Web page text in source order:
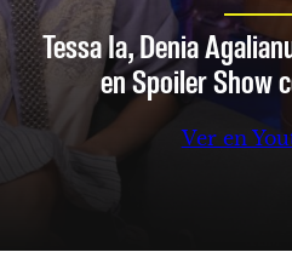
Tessa Ia, Denia
en Spoiler Show
Ver en